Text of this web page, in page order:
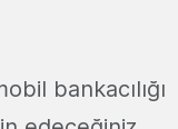
bankacılığı